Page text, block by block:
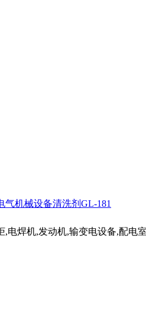
气机械设备清洗剂GL-181
,电焊机,发动机,输变电设备,配